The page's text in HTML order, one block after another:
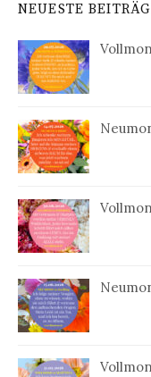
NEUESTE